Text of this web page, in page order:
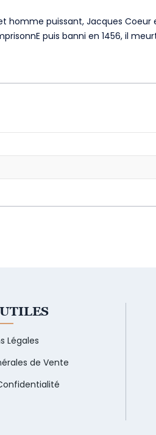
homme puissant, Jacques
puis banni en 1456, il
Légales
de Vente